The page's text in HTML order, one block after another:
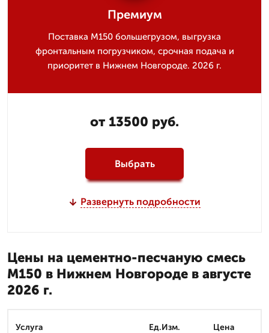
Премиум
Поставка М150 большегрузом, выгрузка
фронтальным погрузчиком, срочная подача и
приоритет в Нижнем Новгороде. 2026 г.
от 13500 руб.
Выбрать
Развернуть подробности
Цены на цементно-песчаную смесь
М150 в Нижнем Новгороде в августе
2026 г.
Услуга Ед.Изм. Цена